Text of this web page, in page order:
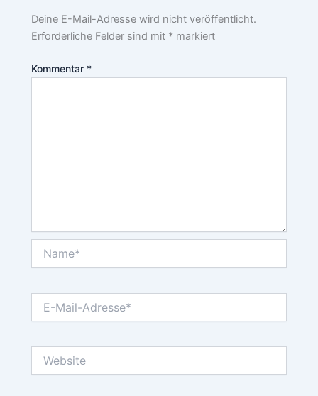
Deine E-Mail-Adresse wird nicht veröffentlicht.
Erforderliche Felder sind mit * markiert
Kommentar *
Mail-